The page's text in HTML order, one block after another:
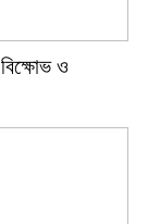
বিক্ষোভ ও